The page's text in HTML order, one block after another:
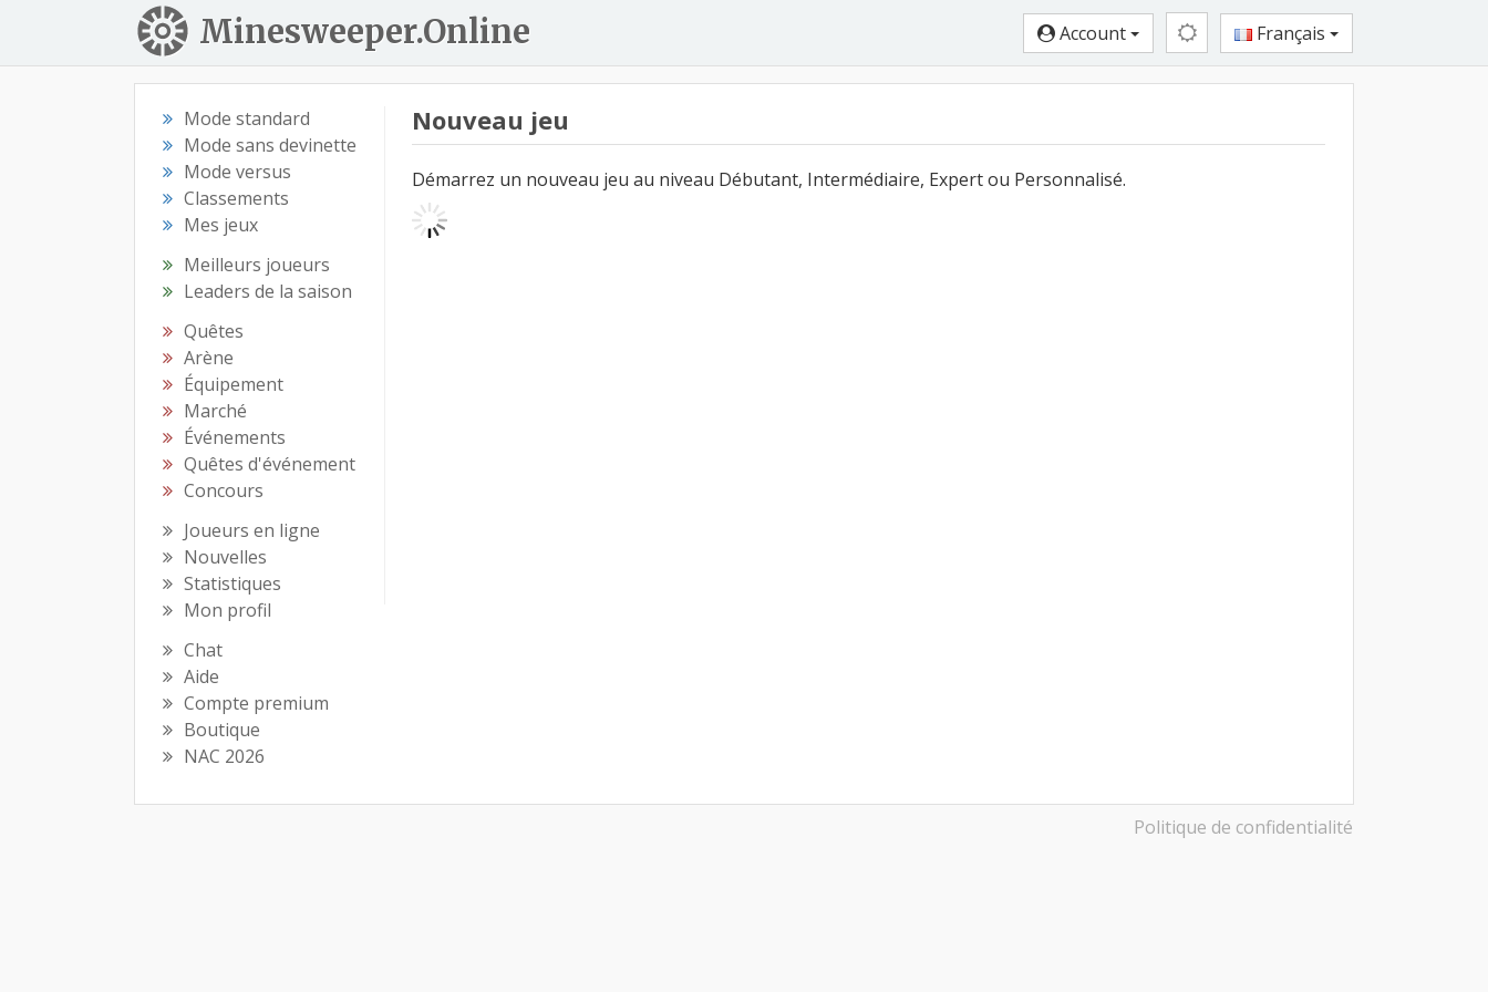
Minesweeper.Online Account Français
Mode standard
Mode sans devinette
Mode versus
Classements
Mes jeux
Meilleurs joueurs
Leaders de la saison
Quêtes
Arène
Équipement
Marché
Événements
Quêtes d'événement
Concours
Joueurs en ligne
Nouvelles
Statistiques
Mon profil
Chat
Aide
Compte premium
Boutique
NAC 2026
Nouveau jeu
Démarrez un nouveau jeu au niveau Débutant, Intermédiaire, Expert ou Personnalisé.
Politique de confidentialité